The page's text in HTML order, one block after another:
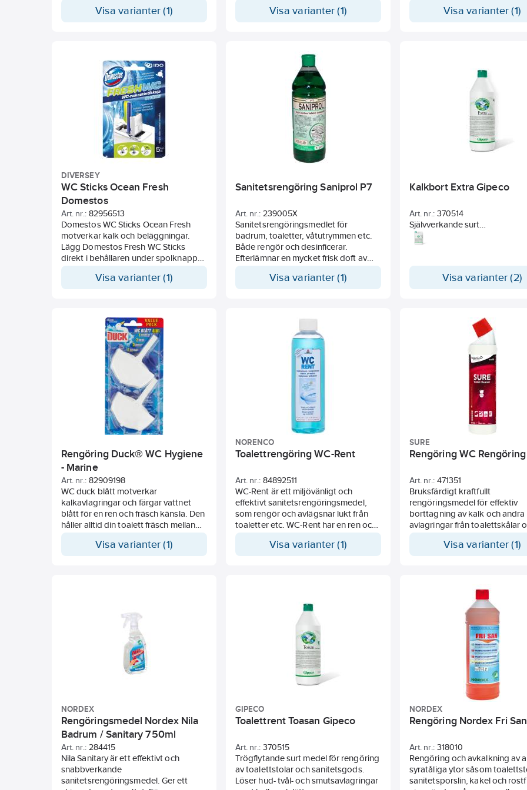
förhindrar återsmutsning. Tar effektivt
Visa varianter (1)
färg, med fräsch parfym.
Visa varianter (1) Visa varianter (1)
DIVERSEY
WC Sticks Ocean Fresh
Domestos
Art. nr.: 82956513
Domestos WC Sticks Ocean Fresh
motverkar kalk och beläggningar.
Lägg Domestos Fresh WC Sticks
direkt i behållaren under spolknappen
varje spolning.Visa varianter (1)
Sanitetsrengöring Saniprol P7
Art. nr.: 239005X
Sanitetsrengöringsmedlet för
badrum, toaletter, våtutrymmen etc.
Både rengör och desinficerar.
Efterlämnar en mycket frisk doft av
på djupet i repor och porer för att
Visa varianter (1)
Kalkbort Extra Gipeco
Art. nr.: 370514
Självverkande surt
rekonditioneringsmedel för
återställning av ytor som fått
kalk, ärg och andra oxider, samt
högtrycksrengöring.
Visa varianter (2)
Rengöring Duck® WC Hygiene
- Marine
Art. nr.: 82909198
WC duck blått motverkar
kalkavlagringar och färgar vattnet
blått för en ren och fräsch känsla. Den
håller alltid din toalett fräsch mellan
Visa varianter (1)
NORENCO
Toalettrengöring WC-Rent
Art. nr.: 84892511
WC-Rent är ett miljövänligt och
effektivt sanitetsrengöringsmedel,
som rengör och avlägsnar lukt från
toaletter etc. WC-Rent har en ren och
tjockflytande vilket gör att den får
ANVÄNDNINGSOMRÅDE/BRUKSANVISNING:
WC-Rent är snabbverkande och i de
flesta fall räcker det med att bara
spruta på och skölja av. Påför under
spolkanten och använd toalettborste
om nödvändigt.
Visa varianter (1)
SURE
Rengöring WC Rengöring
Art. nr.: 471351
Bruksfärdigt kraftfullt
rengöringsmedel för effektiv
borttagning av kalk och andra
avlagringar från toalettskålar
•Tar effektivt bort kalk och
•100% biologiskt nedbrytbar
•Med råvaror från förnyelsebara
resurser, växtbaserat
•Miljömärkt med EU Ecolabel
Visa varianter (1)
NORDEX
Rengöringsmedel Nordex Nila
Badrum / Sanitary 750ml
Art. nr.: 284415
Nila Sanitary är ett effektivt och
snabbverkande
sanitetsrengöringsmedel. Ger ett
GIPECO
Toalettrent Toasan Gipeco
Art. nr.: 370515
Trögflytande surt medel för rengöring
av toalettstolar och sanitetsgods.
Löser hud- tvål- och smutsavlagringar
NORDEX
Rengöring Nordex Fri San
Art. nr.: 318010
Rengöring och avkalkning av
syratåliga ytor såsom
sanitetsporslin, kakel och